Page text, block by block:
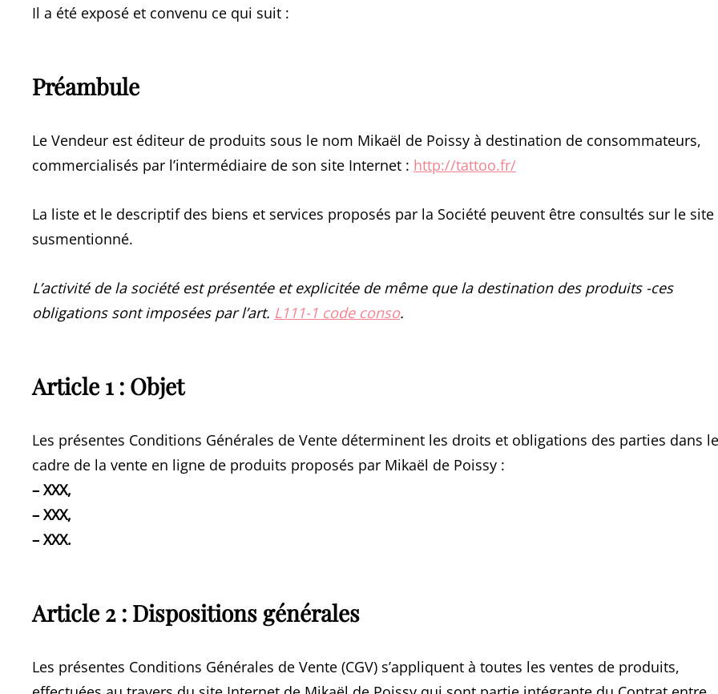
Il a été exposé et convenu ce qui suit :
Préambule
Le Vendeur est éditeur de produits sous le nom Mikaël de Poissy à destination de consommateurs,
commercialisés par l’intermédiaire de son site Internet : http://tattoo.fr/
La liste et le descriptif des biens et services proposés par la Société peuvent être consultés sur le site
susmentionné.
L’activité de la société est présentée et explicitée de même que la destination des produits -ces
obligations sont imposées par l’art. L111-1 code conso.
Article 1 : Objet
Les présentes Conditions Générales de Vente déterminent les droits et obligations des parties dans le
cadre de la vente en ligne de produits proposés par Mikaël de Poissy :
– XXX,
– XXX,
– XXX.
Article 2 : Dispositions générales
Les présentes Conditions Générales de Vente (CGV) s’appliquent à toutes les ventes de produits,